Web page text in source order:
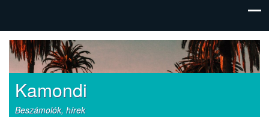
Kamondi
Beszámolók, hírek